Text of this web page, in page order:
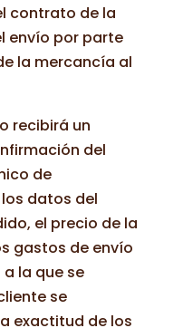
contrato de la
envío por parte
de la mercancía al
recibirá un
del
de
datos del
el precio de la
gastos de envío
la que se
se
exactitud de los